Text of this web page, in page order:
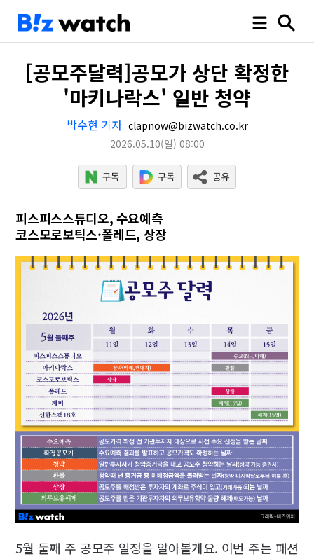
[공모주달력]공모가 상단 확정한
'마키나락스' 일반 청약
박수현 기자 clapnow@bizwatch.co.kr
2026.05.10(일) 08:00
피스피스스튜디오, 수요예측
코스모로보틱스·폴레드, 상장
5월 둘째 주 공모주 일정을 알아볼게요. 이번 주는 패션